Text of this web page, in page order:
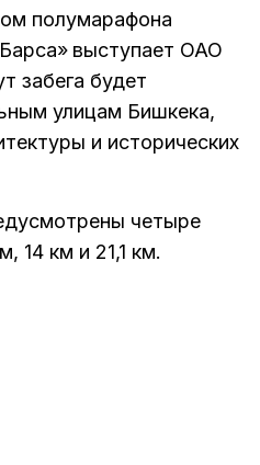
полумарафона
выступает ОАО
забега будет
улицам Бишкека,
и исторических
четыре
14 км и 21,1 км.